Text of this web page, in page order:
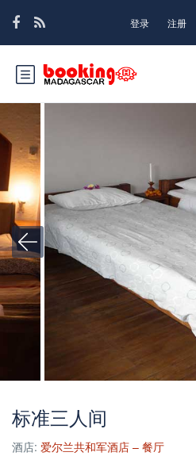
登录 注册
标准三人间
酒店: 爱尔兰共和军酒店 – 餐厅